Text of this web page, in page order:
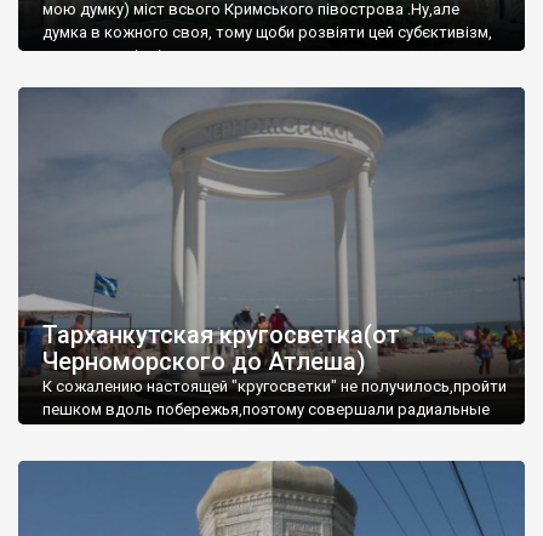
мою думку) міст всього Кримського півострова .Ну,але
думка в кожного своя, тому щоби розвіяти цей субєктивізм,
запрошую відвідати це
Тарханкутская кругосветка(от
Черноморского до Атлеша)
К сожалению настоящей "кругосветки" не получилось,пройти
пешком вдоль побережья,поэтому совершали радиальные